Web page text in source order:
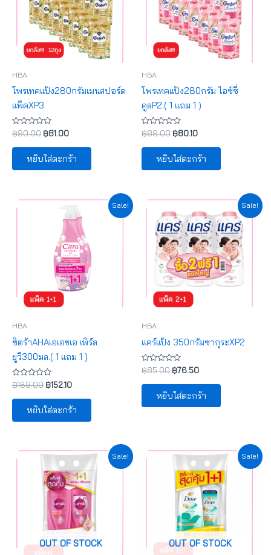
HBA
โพรเทคแป้ง280กรัมเมนสปอร์ต
แพ็คXP3
ให้
คะแนน
0
5
฿90.00 ฿81.00
หยิบใส่ตะกร้า
HBA
โพรเทคแป้ง280กรัม ไอซ์ซี่
คูลP2.( 1 แถม 1 )
ให้
คะแนน
0
5
฿89.00 ฿80.10
หยิบใส่ตะกร้า
Sale!
HBA
ซิตร้าAHAเอเอชเอ เพิร์ล
ยูวี300มล.( 1 แถม 1 )
ให้
คะแนน
0
5
฿169.00
Original
฿169.00.
฿152.10
Current
is:
฿152.10.
หยิบใส่ตะกร้า
Sale!
HBA
แคร์แป้ง 350กรัมซากุระXP2
ให้
คะแนน
0
5
฿85.00
Original
price
was:
฿85.00.
฿76.50
Current
price
is:
฿76.50.
หยิบใส่ตะกร้า
Sale!
OUT OF STOCK
Original
price
was:
฿149.00.
Current
price
is:
฿134.10.
Sale!
OUT OF STOCK
Original
price
was:
฿199.00.
Current
price
is:
฿179.10.